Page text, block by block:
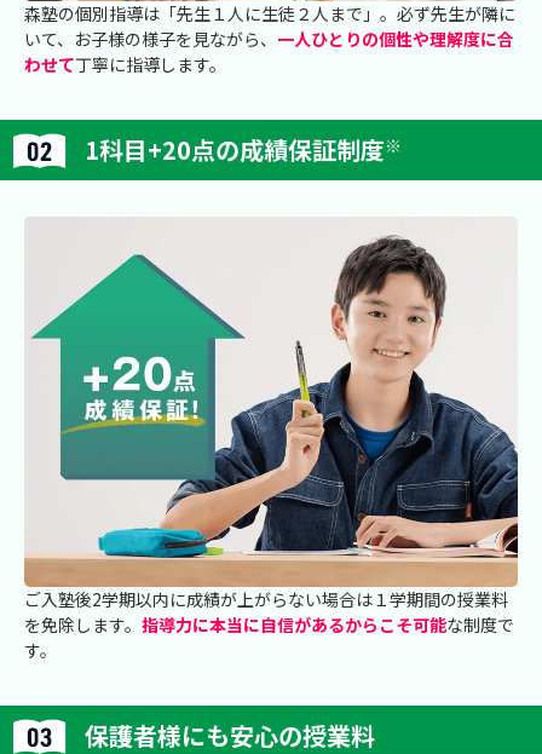
森塾の個別指導は「先生１人に生徒２人まで」。必ず先生が隣に
いて、お子様の様子を見ながら、 一人ひとりの個性や理解度に合
わせて丁寧に指導します。
1科目+20点の成績保証制度※
ご入塾後2学期以内に成績が上がらない場合は１学期間の授業料
を免除します。 指導力に本当に自信があるからこそ可能な制度で
す。
保護者様にも安心の授業料